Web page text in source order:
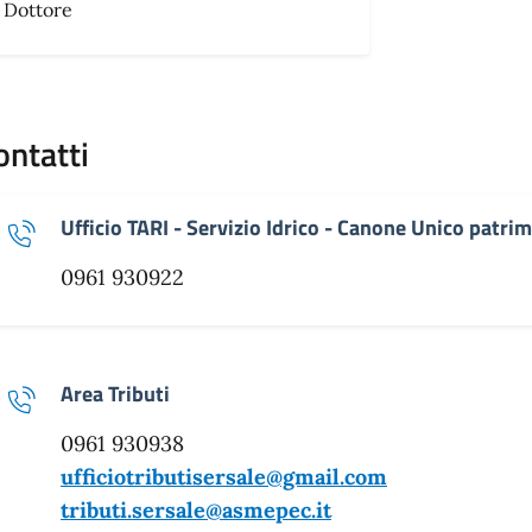
Dottore
Ufficio TARI - Servizio Idrico - Canone Unico
0961 930922
Area Tributi
0961 930938
ufficiotributisersale@gmail.com
tributi.sersale@asmepec.it